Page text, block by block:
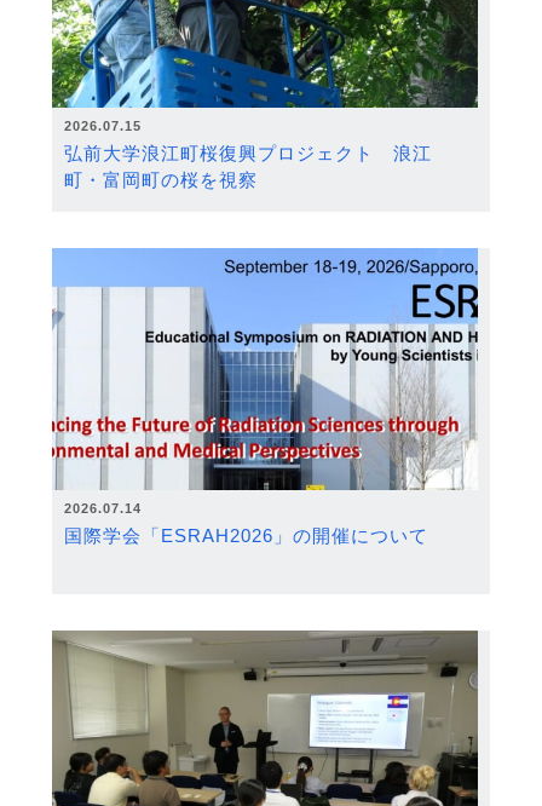
2026.07.15
弘前大学浪江町桜復興プロジェクト 浪江
町・富岡町の桜を視察
2026.07.14
国際学会「ESRAH2026」の開催について